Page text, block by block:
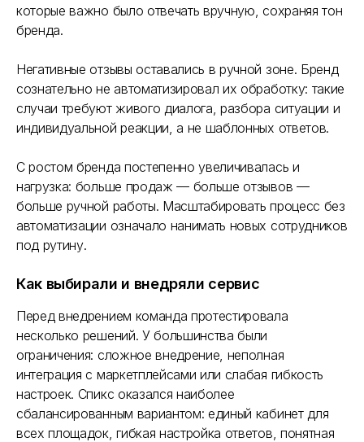
которые важно было отвечать вручную, сохраняя тон
бренда.
Негативные отзывы оставались в ручной зоне. Бренд
сознательно не автоматизировал их обработку: такие
случаи требуют живого диалога, разбора ситуации и
индивидуальной реакции, а не шаблонных ответов.
С ростом бренда постепенно увеличивалась и
нагрузка: больше продаж — больше отзывов —
больше ручной работы. Масштабировать процесс без
автоматизации означало нанимать новых сотрудников
под рутину.
Как выбирали и внедряли сервис
Перед внедрением команда протестировала
несколько решений. У большинства были
ограничения: сложное внедрение, неполная
интеграция с маркетплейсами или слабая гибкость
настроек. Спикс оказался наиболее
сбалансированным вариантом: единый кабинет для
всех площадок, гибкая настройка ответов, понятная